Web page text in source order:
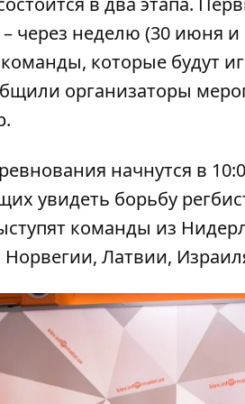
– через неделю (30 июня
которые будут
организаторы
.
начнутся в
увидеть борьбу
команды из
Латвии,